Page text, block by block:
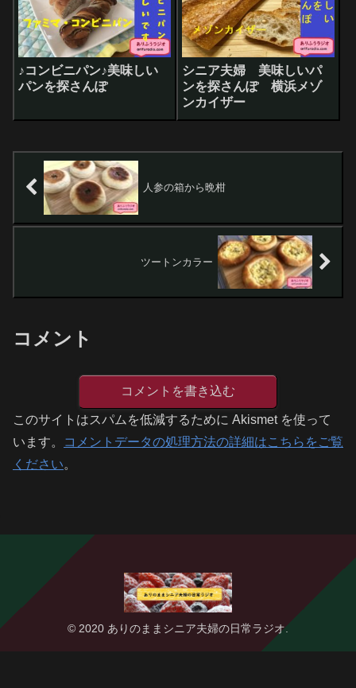
♪コンビニパン♪美味しい
パンを探さんぽ
シニア夫婦 美味しいパ
ンを探さんぽ 横浜メゾ
ンカイザー
人参の箱から晩柑
ツートンカラー
コメント
コメントを書き込む
このサイトはスパムを低減するために Akismet を使って
います。
コメントデータの処理方法の詳細はこちらをご覧
ください。
© 2020 ありのままシニア夫婦の日常ラジオ.